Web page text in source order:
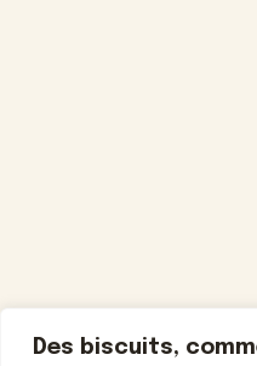
Des biscuits,